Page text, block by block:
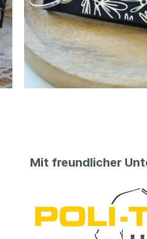
Mit freundlicher